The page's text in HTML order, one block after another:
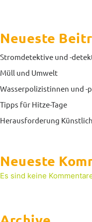
Neueste
Stromdetektive und -
Müll und Umwelt
Wasserpolizistinnen und -
Tipps für Hitze-Tage
Herausforderung
Neueste
Es sind keine